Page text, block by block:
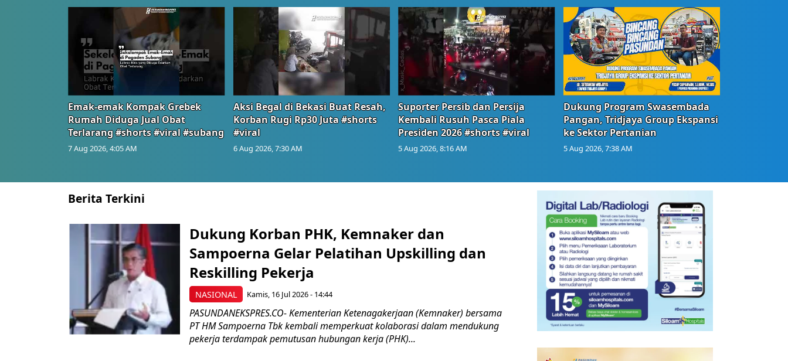
Emak-emak Kompak Grebek
Rumah Diduga Jual Obat
Terlarang #shorts #viral #subang
7 Aug 2026, 4:05 AM
Aksi Begal di Bekasi Buat Resah,
Korban Rugi Rp30 Juta #shorts
#viral
6 Aug 2026, 7:30 AM
Suporter Persib dan Persija
Kembali Rusuh Pasca Piala
Presiden 2026 #shorts #viral
5 Aug 2026, 8:16 AM
Dukung Program Swasembada
Pangan, Tridjaya Group Ekspansi
ke Sektor Pertanian
5 Aug 2026, 7:38 AM
Berita Terkini
NASIONAL
Dukung Korban PHK, Kemnaker dan
Sampoerna Gelar Pelatihan Upskilling dan
Reskilling Pekerja
Kamis, 16 Jul 2026 - 14:44
PASUNDANEKSPRES.CO- Kementerian Ketenagakerjaan (Kemnaker) bersama
PT HM Sampoerna Tbk kembali memperkuat kolaborasi dalam mendukung
pekerja terdampak pemutusan hubungan kerja (PHK)...